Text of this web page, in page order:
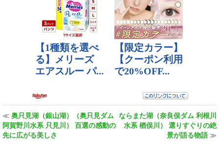
≪ 奥只見湖（銀山湖）（奥只見ダム
阿賀野川水系 只見川） 百選の感動の
先に広がる美しさ
ならまた湖（奈良俣ダム 利根川
水系 楢俣川） 選りすぐりの絶
景が語る物語 ≫